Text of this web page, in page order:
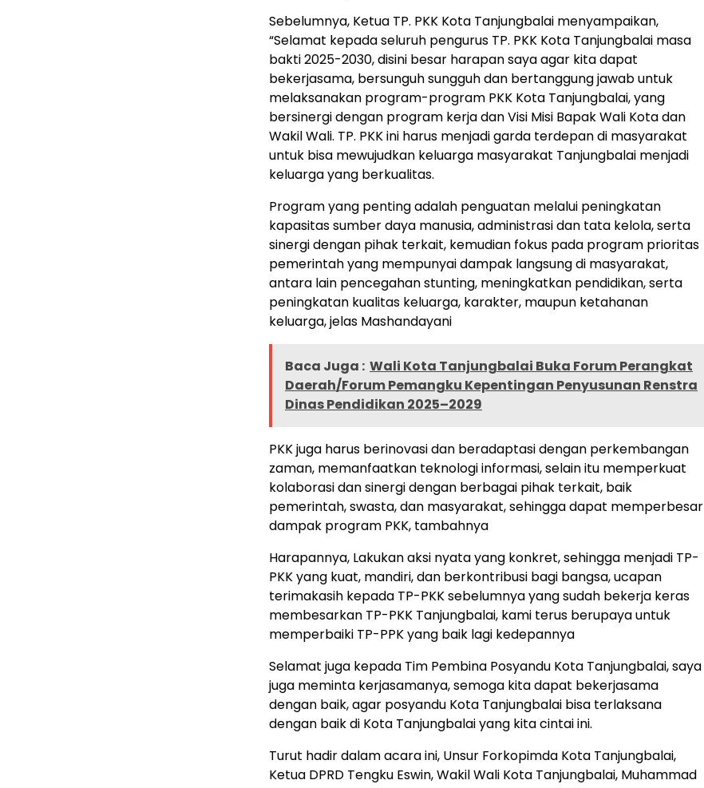
Sebelumnya, Ketua TP. PKK Kota Tanjungbalai menyampaikan,
“Selamat kepada seluruh pengurus TP. PKK Kota Tanjungbalai masa
bakti 2025-2030, disini besar harapan saya agar kita dapat
bekerjasama, bersunguh sungguh dan bertanggung jawab untuk
melaksanakan program-program PKK Kota Tanjungbalai, yang
bersinergi dengan program kerja dan Visi Misi Bapak Wali Kota dan
Wakil Wali. TP. PKK ini harus menjadi garda terdepan di masyarakat
untuk bisa mewujudkan keluarga masyarakat Tanjungbalai menjadi
keluarga yang berkualitas.
Program yang penting adalah penguatan melalui peningkatan
kapasitas sumber daya manusia, administrasi dan tata kelola, serta
sinergi dengan pihak terkait, kemudian fokus pada program prioritas
pemerintah yang mempunyai dampak langsung di masyarakat,
antara lain pencegahan stunting, meningkatkan pendidikan, serta
peningkatan kualitas keluarga, karakter, maupun ketahanan
keluarga, jelas Mashandayani
Baca Juga : Wali Kota Tanjungbalai Buka Forum Perangkat
Daerah/Forum Pemangku Kepentingan Penyusunan Renstra
Dinas Pendidikan 2025–2029
PKK juga harus berinovasi dan beradaptasi dengan perkembangan
zaman, memanfaatkan teknologi informasi, selain itu memperkuat
kolaborasi dan sinergi dengan berbagai pihak terkait, baik
pemerintah, swasta, dan masyarakat, sehingga dapat memperbesar
dampak program PKK, tambahnya
Harapannya, Lakukan aksi nyata yang konkret, sehingga menjadi TP-
PKK yang kuat, mandiri, dan berkontribusi bagi bangsa, ucapan
terimakasih kepada TP-PKK sebelumnya yang sudah bekerja keras
membesarkan TP-PKK Tanjungbalai, kami terus berupaya untuk
memperbaiki TP-PPK yang baik lagi kedepannya
Selamat juga kepada Tim Pembina Posyandu Kota Tanjungbalai, saya
juga meminta kerjasamanya, semoga kita dapat bekerjasama
dengan baik, agar posyandu Kota Tanjungbalai bisa terlaksana
dengan baik di Kota Tanjungbalai yang kita cintai ini.
Turut hadir dalam acara ini, Unsur Forkopimda Kota Tanjungbalai,
Ketua DPRD Tengku Eswin, Wakil Wali Kota Tanjungbalai, Muhammad